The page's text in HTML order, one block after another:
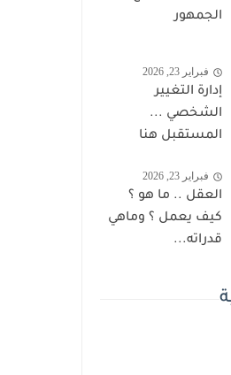
الجمهور
فبراير 23, 2026
إدارة التغيير
الشخصي ...
المستقبل هنا
فبراير 23, 2026
العقل .. ما هو ؟
كيف يعمل ؟ وماهي
قدراته...